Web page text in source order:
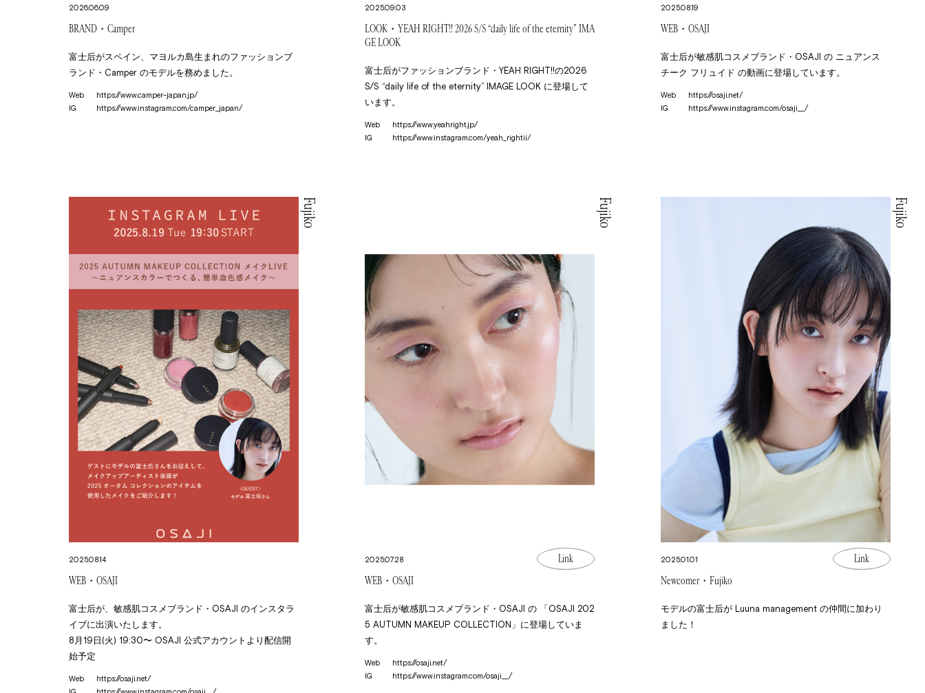
2026.06.09
BRAND・Camper
富士后がスペイン、マヨルカ島生まれのファッションブ
ランド・Camper のモデルを務めました。
Web
https://www.camper-japan.jp/
IG
https://www.instagram.com/camper_japan/
2025.09.03
LOOK・YEAH RIGHT!! 2026 S/S “daily life of the eternity” IMA
GE LOOK
富士后がファッションブランド・YEAH RIGHT!!の2026
S/S “daily life of the eternity” IMAGE LOOK に登場して
います。
Web
https://www.yeahright.jp/
IG
https://www.instagram.com/yeah_rightii/
2025.08.19
WEB・OSAJI
富士后が敏感肌コスメブランド・OSAJI の ニュアンス
チーク フリュイド の動画に登場しています。
Web
https://osaji.net/
IG
https://www.instagram.com/osaji__/
Fujiko
2025.08.14
WEB・OSAJI
富士后が、敏感肌コスメブランド・OSAJI のインスタラ
イブに出演いたします。
8月19日(火) 19:30〜 OSAJI 公式アカウントより配信開
始予定
Web
https://osaji.net/
Fujiko
Link
2025.07.28
WEB・OSAJI
富士后が敏感肌コスメブランド・OSAJI の 「OSAJI 202
5 AUTUMN MAKEUP COLLECTION」に登場していま
す。
Web
https://osaji.net/
IG
https://www.instagram.com/osaji__/
Fujiko
Link
2025.01.01
Newcomer・Fujiko
モデルの富士后が Luuna management の仲間に加わり
ました！